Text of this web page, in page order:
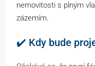
nemovitosti s plným
zázemím.
✔️ Kdy bude